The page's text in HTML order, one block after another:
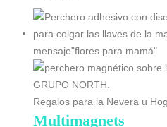
Regalos para la Nevera u
Multimagnets